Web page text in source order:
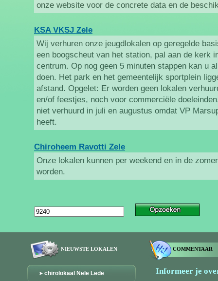
onze website voor de concrete data en de
KSA VKSJ Zele
Wij verhuren onze jeugdlokalen op geregelde
een boogscheut van het station, pal aan de kerk
centrum. Op nog geen 5 minuten stappen kan u
doen. Het park en het gemeentelijk sportplein
afstand. Opgelet: Er worden geen lokalen
en/of feestjes, noch voor commerciële
niet verhuurd in juli en augustus omdat VP
heeft.
Chiroheem Ravotti Zele
Onze lokalen kunnen per weekend en in de
worden.
NIEUWSTE LOKALEN
chirolokaal Nele Lede
COMMENTAAR
Informeer je